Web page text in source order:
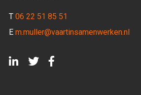
T 06 22 51 85 51
E m.muller@vaartinsamenwerken.nl